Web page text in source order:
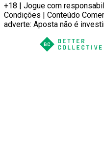
+18 | Jogue com
Condições | Conteúdo
adverte: Aposta não é